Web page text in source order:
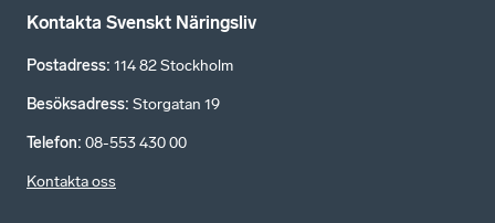
Kontakta Svenskt Näringsliv
Postadress: 114 82 Stockholm
Besöksadress: Storgatan 19
Telefon: 08-553 430 00
Kontakta oss